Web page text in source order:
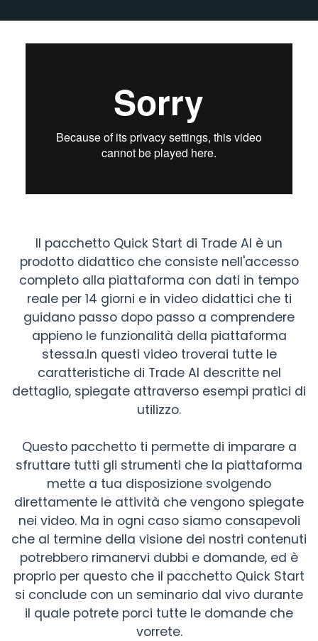
Il pacchetto Quick Start di Trade AI è un
prodotto didattico che consiste nell'accesso
completo alla piattaforma con dati in tempo
reale per 14 giorni e in video didattici che ti
guidano passo dopo passo a comprendere
appieno le funzionalità della piattaforma
stessa.In questi video troverai tutte le
caratteristiche di Trade AI descritte nel
dettaglio, spiegate attraverso esempi pratici di
utilizzo.
Questo pacchetto ti permette di imparare a
sfruttare tutti gli strumenti che la piattaforma
mette a tua disposizione svolgendo
direttamente le attività che vengono spiegate
nei video. Ma in ogni caso siamo consapevoli
che al termine della visione dei nostri contenuti
potrebbero rimanervi dubbi e domande, ed è
proprio per questo che il pacchetto Quick Start
si conclude con un seminario dal vivo durante
il quale potrete porci tutte le domande che
vorrete.